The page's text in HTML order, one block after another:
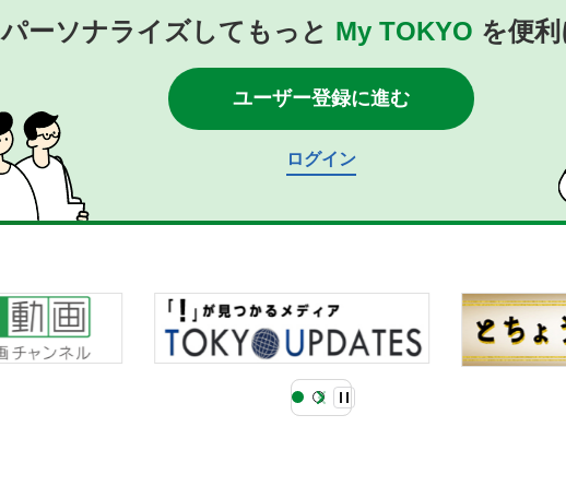
パーソナライズしてもっと My TOKYO を便
ユーザー登録に進む
ログイン